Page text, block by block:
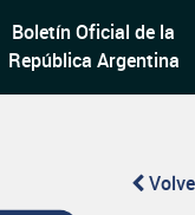
Boletín Oficial de la
República Argentina